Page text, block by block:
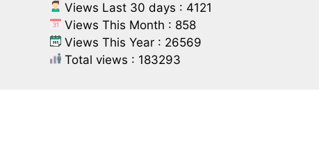
Views Last 30 days : 4121
Views This Month : 858
Views This Year : 26569
Total views : 183293